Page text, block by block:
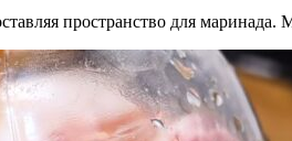
пространство для